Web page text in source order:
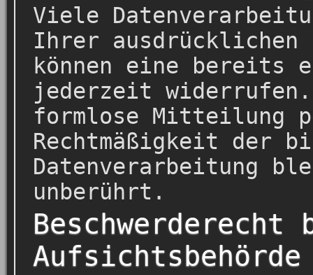
Viele
Ihrer
können eine
jederzeit
formlose Mitteilung
Rechtmäßigkeit der
Datenverarbeitung
unberührt.
Aufsichtsbehörde